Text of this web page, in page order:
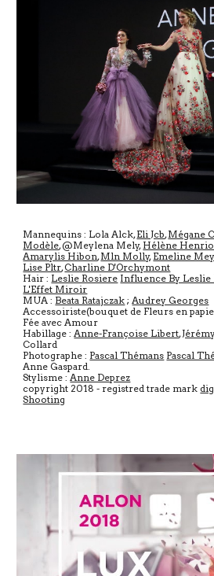
Mannequins : Lola Alck,Eli Jcb,Mégane
Modèle, @Meylena Mely, Hélène
Amarylis Hibon,Mln Molly, Emeline
Lise Pltr,Charline D'Orchymont
Hair : Leslie Rosiere Influence By Leslie
L'Effet Miroir
MUA : Beata Ratajczak ;Audrey Georges
Accessoiriste(bouquet de Fleurs en
Fée avec Amour
Habillage :Anne-Françoise Libert,
Collard
Photographe : Pascal Thémans Pascal
Anne Gaspard.
Stylisme :Anne Deprez
copyright 2018 - registred trade mark
Shooting